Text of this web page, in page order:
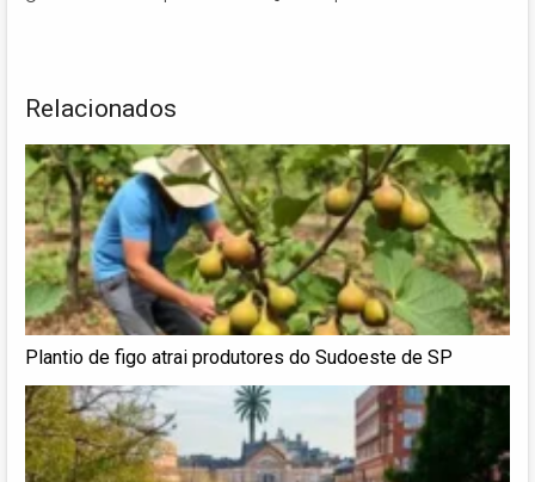
Relacionados
Plantio de figo atrai produtores do Sudoeste de SP